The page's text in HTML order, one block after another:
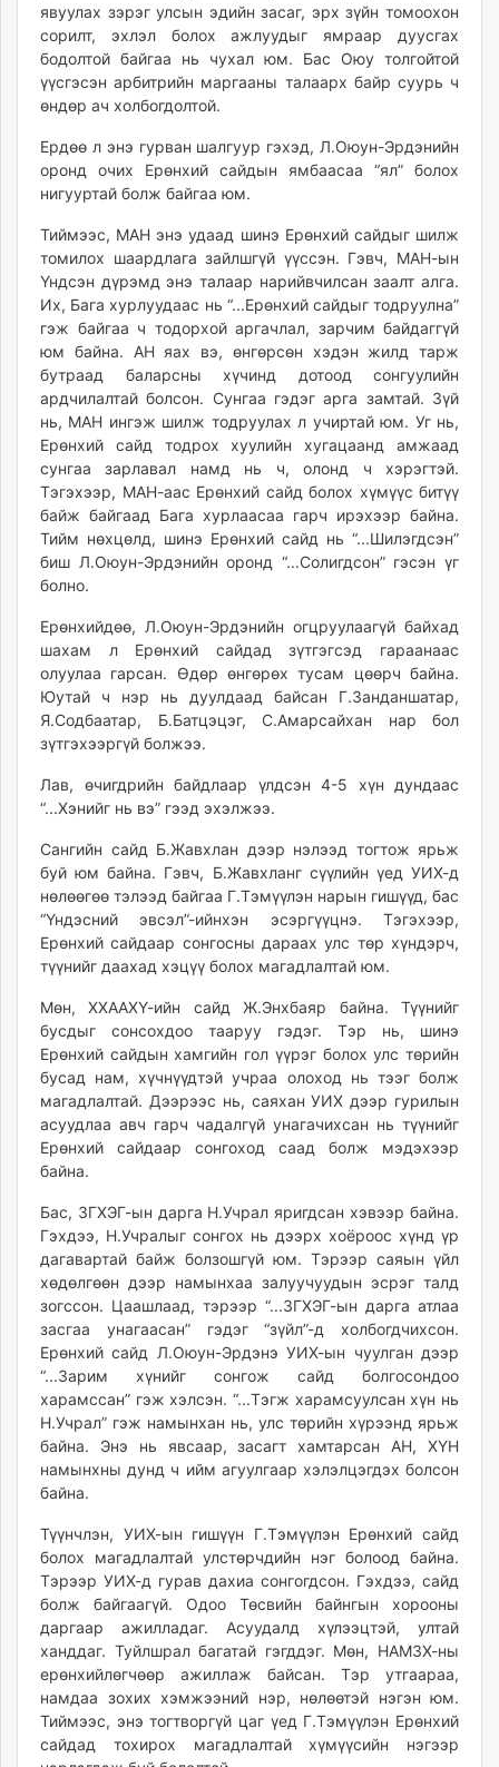
явуулах зэрэг улсын эдийн засаг, эрх зүйн томоохон
сорилт, эхлэл болох ажлуудыг ямраар дуусгах
бодолтой байгаа нь чухал юм. Бас Оюу толгойтой
үүсгэсэн арбитрийн маргааны талаарх байр суурь ч
өндөр ач холбогдолтой.
Ердөө л энэ гурван шалгуур гэхэд, Л.Оюун-Эрдэнийн
оронд очих Ерөнхий сайдын ямбаасаа “ял” болох
нигууртай болж байгаа юм.
Тиймээс, МАН энэ удаад шинэ Ерөнхий сайдыг шилж
томилох шаардлага зайлшгүй үүссэн. Гэвч, МАН-ын
Үндсэн дүрэмд энэ талаар нарийвчилсан заалт алга.
Их, Бага хурлуудаас нь “...Ерөнхий сайдыг тодруулна”
гэж байгаа ч тодорхой аргачлал, зарчим байдаггүй
юм байна. АН яах вэ, өнгөрсөн хэдэн жилд тарж
бутраад баларсны хүчинд дотоод сонгуулийн
ардчилалтай болсон. Сунгаа гэдэг арга замтай. Зүй
нь, МАН ингэж шилж тодруулах л учиртай юм. Уг нь,
Ерөнхий сайд тодрох хуулийн хугацаанд амжаад
сунгаа зарлавал намд нь ч, олонд ч хэрэгтэй.
Тэгэхээр, МАН-аас Ерөнхий сайд болох хүмүүс битүү
байж байгаад Бага хурлаасаа гарч ирэхээр байна.
Тийм нөхцөлд, шинэ Ерөнхий сайд нь “...Шилэгдсэн”
биш Л.Оюун-Эрдэнийн оронд “...Солигдсон” гэсэн үг
болно.
Ерөнхийдөө, Л.Оюун-Эрдэнийн огцруулаагүй байхад
шахам л Ерөнхий сайдад зүтгэгсэд гараанаас
олуулаа гарсан. Өдөр өнгөрөх тусам цөөрч байна.
Юутай ч нэр нь дуулдаад байсан Г.Занданшатар,
Я.Содбаатар, Б.Батцэцэг, С.Амарсайхан нар бол
зүтгэхээргүй болжээ.
Лав, өчигдрийн байдлаар үлдсэн 4-5 хүн дундаас
“...Хэнийг нь вэ” гээд эхэлжээ.
Сангийн сайд Б.Жавхлан дээр нэлээд тогтож ярьж
буй юм байна. Гэвч, Б.Жавхланг сүүлийн үед УИХ-д
нөлөөгөө тэлээд байгаа Г.Тэмүүлэн нарын гишүүд, бас
“Үндэсний эвсэл”-ийнхэн эсэргүүцнэ. Тэгэхээр,
Ерөнхий сайдаар сонгосны дараах улс төр хүндэрч,
түүнийг даахад хэцүү болох магадлалтай юм.
Мөн, ХХААХҮ-ийн сайд Ж.Энхбаяр байна. Түүнийг
бусдыг сонсохдоо тааруу гэдэг. Тэр нь, шинэ
Ерөнхий сайдын хамгийн гол үүрэг болох улс төрийн
бусад нам, хүчнүүдтэй учраа олоход нь тээг болж
магадлалтай. Дээрээс нь, саяхан УИХ дээр гурилын
асуудлаа авч гарч чадалгүй унагачихсан нь түүнийг
Ерөнхий сайдаар сонгоход саад болж мэдэхээр
байна.
Бас, ЗГХЭГ-ын дарга Н.Учрал яригдсан хэвээр байна.
Гэхдээ, Н.Учралыг сонгох нь дээрх хоёроос хүнд үр
дагавартай байж болзошгүй юм. Тэрээр саяын үйл
хөдөлгөөн дээр намынхаа залуучуудын эсрэг талд
зогссон. Цаашлаад, тэрээр “...ЗГХЭГ-ын дарга атлаа
засгаа унагаасан” гэдэг “зүйл”-д холбогдчихсон.
Ерөнхий сайд Л.Оюун-Эрдэнэ УИХ-ын чуулган дээр
“...Зарим хүнийг сонгож сайд болгосондоо
харамссан” гэж хэлсэн. “...Тэгж харамсуулсан хүн нь
Н.Учрал” гэж намынхан нь, улс төрийн хүрээнд ярьж
байна. Энэ нь явсаар, засагт хамтарсан АН, ХҮН
намынхны дунд ч ийм агуулгаар хэлэлцэгдэх болсон
байна.
Түүнчлэн, УИХ-ын гишүүн Г.Тэмүүлэн Ерөнхий сайд
болох магадлалтай улстөрчдийн нэг болоод байна.
Тэрээр УИХ-д гурав дахиа сонгогдсон. Гэхдээ, сайд
болж байгаагүй. Одоо Төсвийн байнгын хорооны
даргаар ажилладаг. Асуудалд хүлээцтэй, ултай
ханддаг. Туйлшрал багатай гэгддэг. Мөн, НАМЗХ-ны
ерөнхийлөгчөөр ажиллаж байсан. Тэр утгаараа,
намдаа зохих хэмжээний нэр, нөлөөтэй нэгэн юм.
Тиймээс, энэ тогтворгүй цаг үед Г.Тэмүүлэн Ерөнхий
сайдад тохирох магадлалтай хүмүүсийн нэгээр